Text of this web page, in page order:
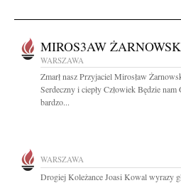
MIROS3AW
WARSZAWA
Zmarł nasz Przyjaciel Mirosław
Serdeczny i ciepły Człowiek Będzie nam
bardzo...
WARSZAWA
Drogiej Koleżance Joasi Kowal wyrazy